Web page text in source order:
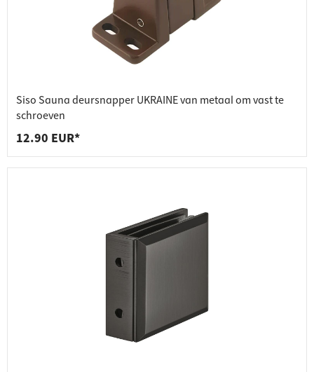
Siso Sauna deursnapper UKRAINE van metaal om vast te
schroeven
12.90 EUR*